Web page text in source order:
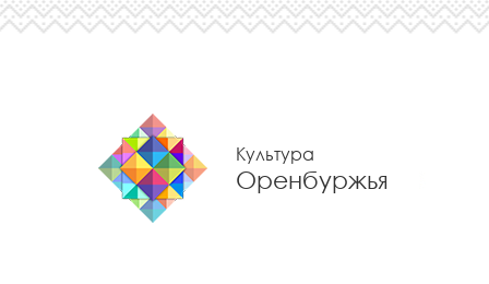
Культура
Оренбуржья